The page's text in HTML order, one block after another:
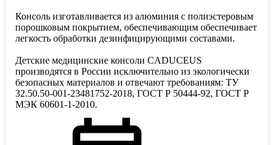
Консоль изготавливается из алюминия с полиэстеровым
порошковым покрытием, обеспечивающим обеспечивает
легкость обработки дезинфицирующими составами.
Детские медицинские консоли CADUCEUS
производятся в России исключительно из экологически
безопасных материалов и отвечают требованиям: ТУ
32.50.50-001-23481752-2018, ГОСТ Р 50444-92, ГОСТ Р
МЭК 60601-1-2010.